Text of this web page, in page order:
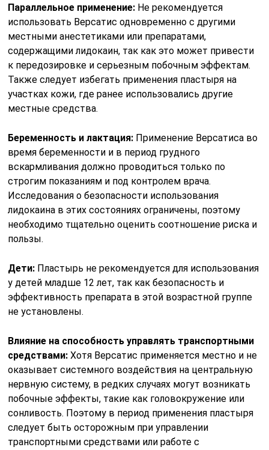
Параллельное применение: Не рекомендуется
использовать Версатис одновременно с другими
местными анестетиками или препаратами,
содержащими лидокаин, так как это может привести
к передозировке и серьезным побочным эффектам.
Также следует избегать применения пластыря на
участках кожи, где ранее использовались другие
местные средства.
Беременность и лактация: Применение Версатиса во
время беременности и в период грудного
вскармливания должно проводиться только по
строгим показаниям и под контролем врача.
Исследования о безопасности использования
лидокаина в этих состояниях ограничены, поэтому
необходимо тщательно оценить соотношение риска и
пользы.
Дети: Пластырь не рекомендуется для использования
у детей младше 12 лет, так как безопасность и
эффективность препарата в этой возрастной группе
не установлены.
Влияние на способность управлять транспортными
средствами: Хотя Версатис применяется местно и не
оказывает системного воздействия на центральную
нервную систему, в редких случаях могут возникать
побочные эффекты, такие как головокружение или
сонливость. Поэтому в период применения пластыря
следует быть осторожным при управлении
транспортными средствами или работе с